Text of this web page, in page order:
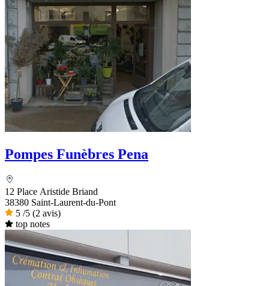
Pompes Funèbres Pena
12 Place Aristide Briand
38380 Saint-Laurent-du-Pont
5 /5 (2 avis)
top notes